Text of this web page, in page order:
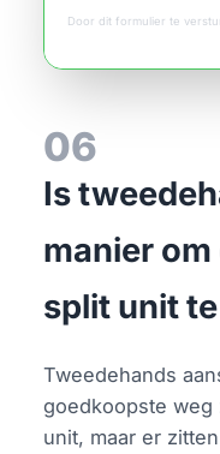
Door dit formulier te
06
Is
manier
split unit
Tweedehands
goedkoopste
unit, maar er